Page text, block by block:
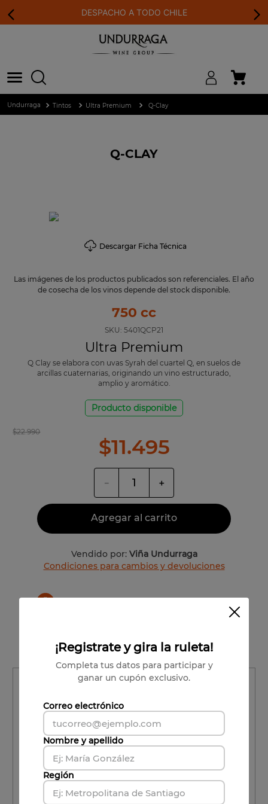
DESPACHO A TODO CHILE
Tintos Ultra Premium Q-Clay
Descargar Ficha Técnica
Las imágenes de los productos publicados son referenciales. El año
de cosecha de los vinos depende del stock disponible.
Q-CLAY
750 cc
SKU: 5401QCP21
Ultra Premium
Q Clay se elabora con uvas Syrah del cuartel Q, en suelos de
arcillas cuaternarias, originando un vino estructurado,
amplio y aromático.
Producto disponible
$11.495
$22.990
＋
－
Agregar al carrito
Vendido por: Viña Undurraga
Condiciones para cambios y devoluciones
Syrah/Malbec
Región
Comuna
Comuna
CALCULAR ENVÍO
¡Registrate y gira la ruleta!
Completa tus datos para participar y
ganar un cupón exclusivo.
Correo electrónico
Nombre y apellido
Región